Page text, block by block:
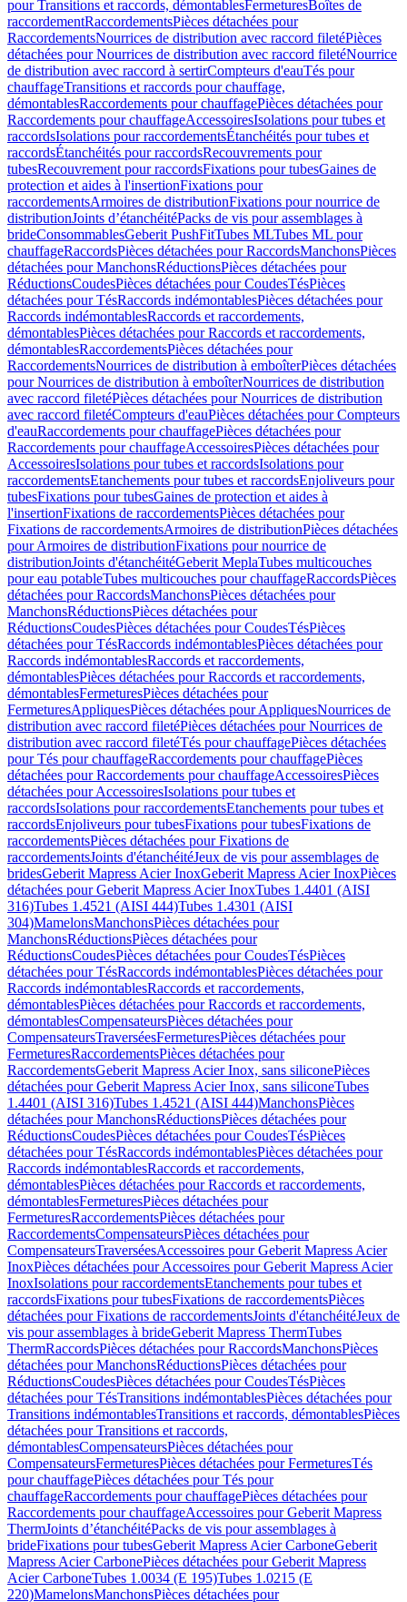
pour Transitions et raccords, démontablesFermeturesBoîtes de
raccordementRaccordementsPièces détachées pour
RaccordementsNourrices de distribution avec raccord filetéPièces
détachées pour Nourrices de distribution avec raccord filetéNourrice
de distribution avec raccord à sertirCompteurs d'eauTés pour
chauffageTransitions et raccords pour chauffage,
démontablesRaccordements pour chauffagePièces détachées pour
Raccordements pour chauffageAccessoiresIsolations pour tubes et
raccordsIsolations pour raccordementsÉtanchéités pour tubes et
raccordsÉtanchéités pour raccordsRecouvrements pour
tubesRecouvrement pour raccordsFixations pour tubesGaines de
protection et aides à l'insertionFixations pour
raccordementsArmoires de distributionFixations pour nourrice de
distributionJoints d’étanchéitéPacks de vis pour assemblages à
brideConsommablesGeberit PushFitTubes MLTubes ML pour
chauffageRaccordsPièces détachées pour RaccordsManchonsPièces
détachées pour ManchonsRéductionsPièces détachées pour
RéductionsCoudesPièces détachées pour CoudesTésPièces
détachées pour TésRaccords indémontablesPièces détachées pour
Raccords indémontablesRaccords et raccordements,
démontablesPièces détachées pour Raccords et raccordements,
démontablesRaccordementsPièces détachées pour
RaccordementsNourrices de distribution à emboîterPièces détachées
pour Nourrices de distribution à emboîterNourrices de distribution
avec raccord filetéPièces détachées pour Nourrices de distribution
avec raccord filetéCompteurs d'eauPièces détachées pour Compteurs
d'eauRaccordements pour chauffagePièces détachées pour
Raccordements pour chauffageAccessoiresPièces détachées pour
AccessoiresIsolations pour tubes et raccordsIsolations pour
raccordementsEtanchements pour tubes et raccordsEnjoliveurs pour
tubesFixations pour tubesGaines de protection et aides à
l'insertionFixations de raccordementsPièces détachées pour
Fixations de raccordementsArmoires de distributionPièces détachées
pour Armoires de distributionFixations pour nourrice de
distributionJoints d'étanchéitéGeberit MeplaTubes multicouches
pour eau potableTubes multicouches pour chauffageRaccordsPièces
détachées pour RaccordsManchonsPièces détachées pour
ManchonsRéductionsPièces détachées pour
RéductionsCoudesPièces détachées pour CoudesTésPièces
détachées pour TésRaccords indémontablesPièces détachées pour
Raccords indémontablesRaccords et raccordements,
démontablesPièces détachées pour Raccords et raccordements,
démontablesFermeturesPièces détachées pour
FermeturesAppliquesPièces détachées pour AppliquesNourrices de
distribution avec raccord filetéPièces détachées pour Nourrices de
distribution avec raccord filetéTés pour chauffagePièces détachées
pour Tés pour chauffageRaccordements pour chauffagePièces
détachées pour Raccordements pour chauffageAccessoiresPièces
détachées pour AccessoiresIsolations pour tubes et
raccordsIsolations pour raccordementsEtanchements pour tubes et
raccordsEnjoliveurs pour tubesFixations pour tubesFixations de
raccordementsPièces détachées pour Fixations de
raccordementsJoints d'étanchéitéJeux de vis pour assemblages de
bridesGeberit Mapress Acier InoxGeberit Mapress Acier InoxPièces
détachées pour Geberit Mapress Acier InoxTubes 1.4401 (AISI
316)Tubes 1.4521 (AISI 444)Tubes 1.4301 (AISI
304)MamelonsManchonsPièces détachées pour
ManchonsRéductionsPièces détachées pour
RéductionsCoudesPièces détachées pour CoudesTésPièces
détachées pour TésRaccords indémontablesPièces détachées pour
Raccords indémontablesRaccords et raccordements,
démontablesPièces détachées pour Raccords et raccordements,
démontablesCompensateursPièces détachées pour
CompensateursTraverséesFermeturesPièces détachées pour
FermeturesRaccordementsPièces détachées pour
RaccordementsGeberit Mapress Acier Inox, sans siliconePièces
détachées pour Geberit Mapress Acier Inox, sans siliconeTubes
1.4401 (AISI 316)Tubes 1.4521 (AISI 444)ManchonsPièces
détachées pour ManchonsRéductionsPièces détachées pour
RéductionsCoudesPièces détachées pour CoudesTésPièces
détachées pour TésRaccords indémontablesPièces détachées pour
Raccords indémontablesRaccords et raccordements,
démontablesPièces détachées pour Raccords et raccordements,
démontablesFermeturesPièces détachées pour
FermeturesRaccordementsPièces détachées pour
RaccordementsCompensateursPièces détachées pour
CompensateursTraverséesAccessoires pour Geberit Mapress Acier
InoxPièces détachées pour Accessoires pour Geberit Mapress Acier
InoxIsolations pour raccordementsEtanchements pour tubes et
raccordsFixations pour tubesFixations de raccordementsPièces
détachées pour Fixations de raccordementsJoints d'étanchéitéJeux de
vis pour assemblages à brideGeberit Mapress ThermTubes
ThermRaccordsPièces détachées pour RaccordsManchonsPièces
détachées pour ManchonsRéductionsPièces détachées pour
RéductionsCoudesPièces détachées pour CoudesTésPièces
détachées pour TésTransitions indémontablesPièces détachées pour
Transitions indémontablesTransitions et raccords, démontablesPièces
détachées pour Transitions et raccords,
démontablesCompensateursPièces détachées pour
CompensateursFermeturesPièces détachées pour FermeturesTés
pour chauffagePièces détachées pour Tés pour
chauffageRaccordements pour chauffagePièces détachées pour
Raccordements pour chauffageAccessoires pour Geberit Mapress
ThermJoints d’étanchéitéPacks de vis pour assemblages à
brideFixations pour tubesGeberit Mapress Acier CarboneGeberit
Mapress Acier CarbonePièces détachées pour Geberit Mapress
Acier CarboneTubes 1.0034 (E 195)Tubes 1.0215 (E
220)MamelonsManchonsPièces détachées pour